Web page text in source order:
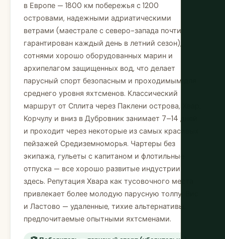
в Европе — 1800 км побережья с 1200
островами, надежными адриатическими
ветрами (маестрале с северо-запада почти
гарантирован каждый день в летний сезон),
сотнями хорошо оборудованных марин и
архипелагом защищенных вод, что делает
парусный спорт безопасным и проходимым для
среднего уровня яхтсменов. Классический
маршрут от Сплита через Паклени острова, Хвар,
Корчулу и вниз в Дубровник занимает 7–14 дней
и проходит через некоторые из самых красивых
пейзажей Средиземноморья. Чартеры без
экипажа, гульеты с капитаном и флотильные
отпуска — все хорошо развитые индустрии
здесь. Репутация Хвара как тусовочного места
привлекает более молодую парусную толпу; Вис
и Ластово — удаленные, тихие альтернативы,
предпочитаемые опытными яхтсменами.